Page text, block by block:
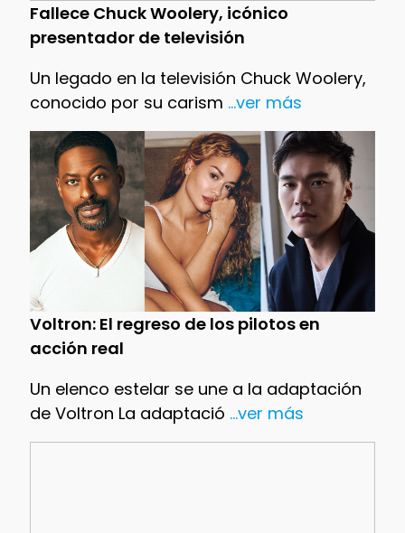
Fallece Chuck Woolery, icónico
presentador de televisión
Un legado en la televisión Chuck Woolery,
conocido por su carism ...ver más
Voltron: El regreso de los pilotos en
acción real
Un elenco estelar se une a la adaptación
de Voltron La adaptació ...ver más